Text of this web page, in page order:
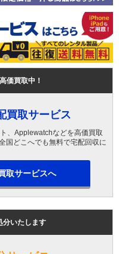
価買取中！
買取サービス
、Applewatchなどを高価買取
国どこへでも無料で宅配回収に
取サービスへ
分いたします